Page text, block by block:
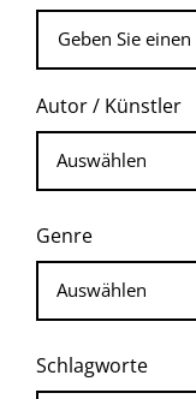
Autor / Künstler
Genre
Schlagworte